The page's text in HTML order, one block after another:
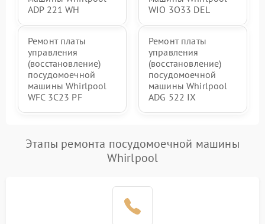
ADP 221 WH
WIO 3O33 DEL
Ремонт платы
управления
(восстановление)
посудомоечной
машины Whirlpool
WFC 3C23 PF
Ремонт платы
управления
(восстановление)
посудомоечной
машины Whirlpool
ADG 522 IX
Этапы ремонта посудомоечной машины
Whirlpool